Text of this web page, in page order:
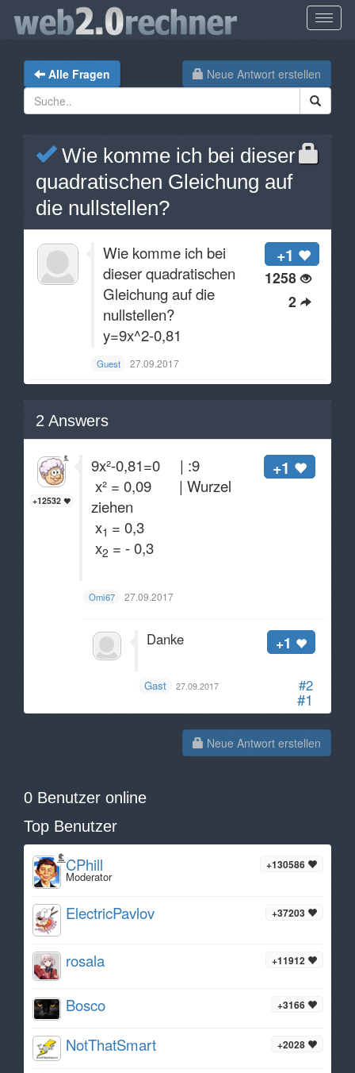
Neue Antwort erstellen
Alle Fragen
Wie komme ich bei dieser
quadratischen Gleichung auf
die nullstellen?
+1
1258
2
Wie komme ich bei
dieser quadratischen
Gleichung auf die
nullstellen?
y=9x^2-0,81
Guest 27.09.2017
2 Answers
#1
+12532
+1
9x²-0,81=0 | :9
x² = 0,09 | Wurzel
ziehen
x1 = 0,3
x2 = - 0,3
Omi67 27.09.2017
#2
+1
Danke
Gast 27.09.2017
Neue Antwort erstellen
0 Benutzer online
Top Benutzer
+130586
CPhill
Moderator
+37203
ElectricPavlov
+11912
rosala
+3166
Bosco
+2028
NotThatSmart